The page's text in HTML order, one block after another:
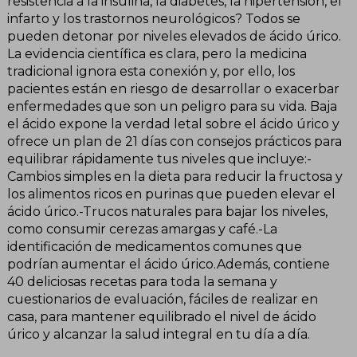
infarto y los trastornos neurológicos? Todos se
pueden detonar por niveles elevados de ácido úrico.
La evidencia científica es clara, pero la medicina
tradicional ignora esta conexión y, por ello, los
pacientes están en riesgo de desarrollar o exacerbar
enfermedades que son un peligro para su vida. Baja
el ácido expone la verdad letal sobre el ácido úrico y
ofrece un plan de 21 días con consejos prácticos para
equilibrar rápidamente tus niveles que incluye:-
Cambios simples en la dieta para reducir la fructosa y
los alimentos ricos en purinas que pueden elevar el
ácido úrico.-Trucos naturales para bajar los niveles,
como consumir cerezas amargas y café.-La
identificación de medicamentos comunes que
podrían aumentar el ácido úrico.Además, contiene
40 deliciosas recetas para toda la semana y
cuestionarios de evaluación, fáciles de realizar en
casa, para mantener equilibrado el nivel de ácido
úrico y alcanzar la salud integral en tu día a día.